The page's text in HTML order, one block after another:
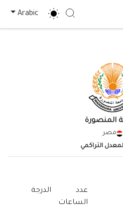
Search
Arabic
المنصورة
مصر
التراكمي
عدد
الساعات
الدرجة